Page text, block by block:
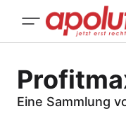
Eine Sammlung